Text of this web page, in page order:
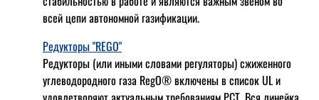
всей цепи автономной газификации.
Редукторы "REGO"
Редукторы (или иными словами регуляторы) сжиженного
углеводородного газа RegO® включены в список UL и